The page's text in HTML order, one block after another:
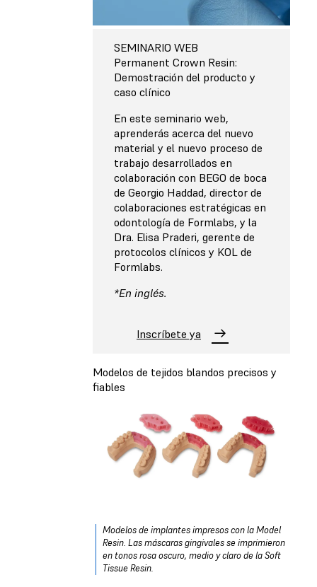
SEMINARIO WEB
Permanent Crown Resin:
Demostración del producto y
caso clínico
En este seminario web,
aprenderás acerca del nuevo
material y el nuevo proceso de
trabajo desarrollados en
colaboración con BEGO de boca
de Georgio Haddad, director de
colaboraciones estratégicas en
odontología de Formlabs, y la
Dra. Elisa Praderi, gerente de
protocolos clínicos y KOL de
Formlabs.
*En inglés.
Inscríbete ya
Modelos de tejidos blandos precisos y
fiables
Modelos de implantes impresos con la Model
Resin. Las máscaras gingivales se imprimieron
en tonos rosa oscuro, medio y claro de la Soft
Tissue Resin.